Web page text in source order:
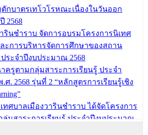
กบาตรเทโวโรหณะเนื่องในวันออก
2568
รินชำราบ จัดการอบรมโครงการนิเทศ
ะการบริหารจัดการศึกษาของสถาน
ระจำปีงบประมาณ 2568
ครูตามกลุ่มสาระการเรียนรู้ ประจำ
. 2568 รุ่นที่ 2 “หลักสูตรการเรียนรู้เชิง
ทศบาลเมืองวารินชำราบ ได้จัดโครงการ
มสาระการเรียนรู้ ประจำปีงบประมาณ